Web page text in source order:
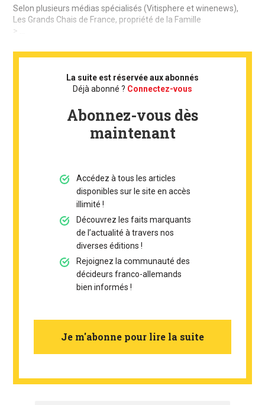
Selon plusieurs médias spécialisés (Vitisphere et winenews),
Les Grands Chais de France, propriété de la Famille
> ...
La suite est réservée aux abonnés
Déjà abonné ? Connectez-vous
Abonnez-vous dès
maintenant
Accédez à tous les articles
disponibles sur le site en accès
illimité !
Découvrez les faits marquants
de l’actualité à travers nos
diverses éditions !
Rejoignez la communauté des
décideurs franco-allemands
bien informés !
Je m'abonne pour lire la suite